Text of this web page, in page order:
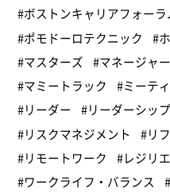
#ボストンキャリアフォーラ
#ポモドーロテクニック
#
#マスターズ
#マネージャー
#マミートラック
#ミーテ
#リーダー
#リーダーシップ
#リスクマネジメント
#リ
#リモートワーク
#レジリ
#ワークライフ・バランス